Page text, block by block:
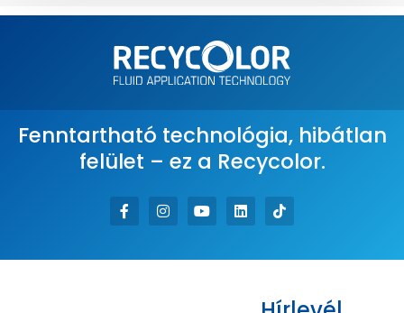
Fenntartható technológia, hibátlan
felület – ez a Recycolor.